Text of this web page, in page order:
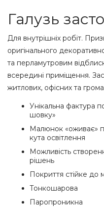
Галузь
Для внутрішніх робіт.
оригінального
та перламутровим
всередині приміщення.
житлових, офісних та
Унікальна фактура
шовку»
Малюнок «оживає»
кута освітлення
Можливість
рішень
Покриття стійке до
Тонкошарова
Паропроникна